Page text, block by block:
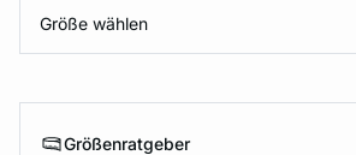
Größe wählen
Größenratgeber